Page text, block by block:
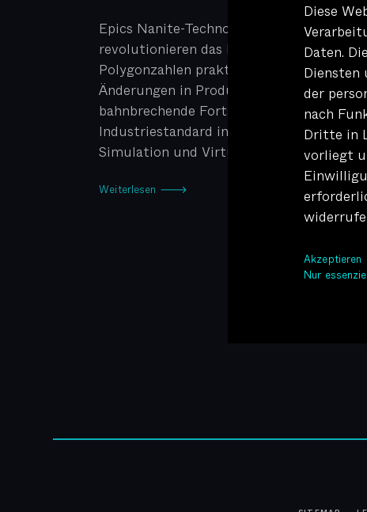
Diese
Daten.
Diensten
der
nach
Dritte in
vorliegt
Nur
Epics Nanite-Technologie und NVIDIAs
revolutionieren das Echtzeit-3D-
Polygonzahlen praktisch irrelevant
Änderungen in Produktionsqualität
bahnbrechende Fortschritt entwickelt
Industriestandard in Bereichen wie
Simulation und Virtual Reality.
Weiterlesen 🡒